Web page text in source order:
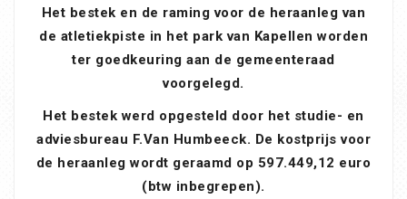
Het bestek en de raming voor de heraanleg van
de atletiekpiste in het park van Kapellen worden
ter goedkeuring aan de gemeenteraad
voorgelegd.
Het bestek werd opgesteld door het studie- en
adviesbureau F.Van Humbeeck. De kostprijs voor
de heraanleg wordt geraamd op 597.449,12 euro
(btw inbegrepen).